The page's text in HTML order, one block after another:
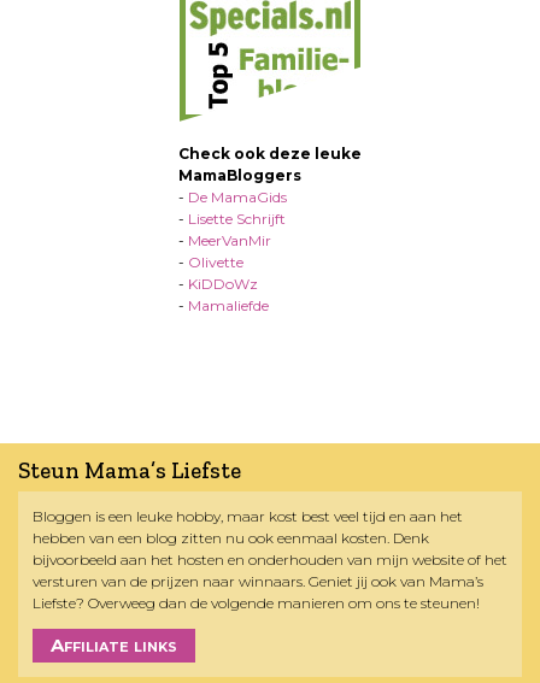
Check ook deze leuke
MamaBloggers
- De MamaGids
- Lisette Schrijft
- MeerVanMir
- Olivette
- KiDDoWz
- Mamaliefde
Steun Mama’s Liefste
Bloggen is een leuke hobby, maar kost best veel tijd en aan het
hebben van een blog zitten nu ook eenmaal kosten. Denk
bijvoorbeeld aan het hosten en onderhouden van mijn website of het
versturen van de prijzen naar winnaars. Geniet jij ook van Mama’s
Liefste? Overweeg dan de volgende manieren om ons te steunen!
Affiliate links